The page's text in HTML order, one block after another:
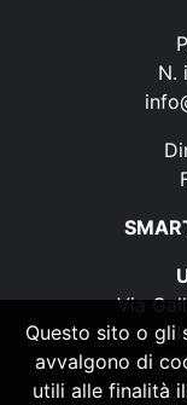
N.
Via
N.
Questo sito o gli
avvalgono di
utili alle finalità